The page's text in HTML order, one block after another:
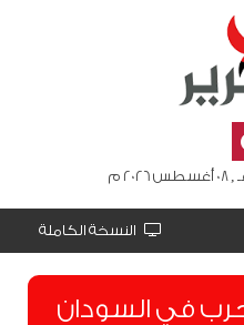
النسخة الكاملة
في السودان